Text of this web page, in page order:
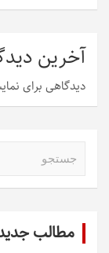
آخرین
دیدگاهی برای
مطالب